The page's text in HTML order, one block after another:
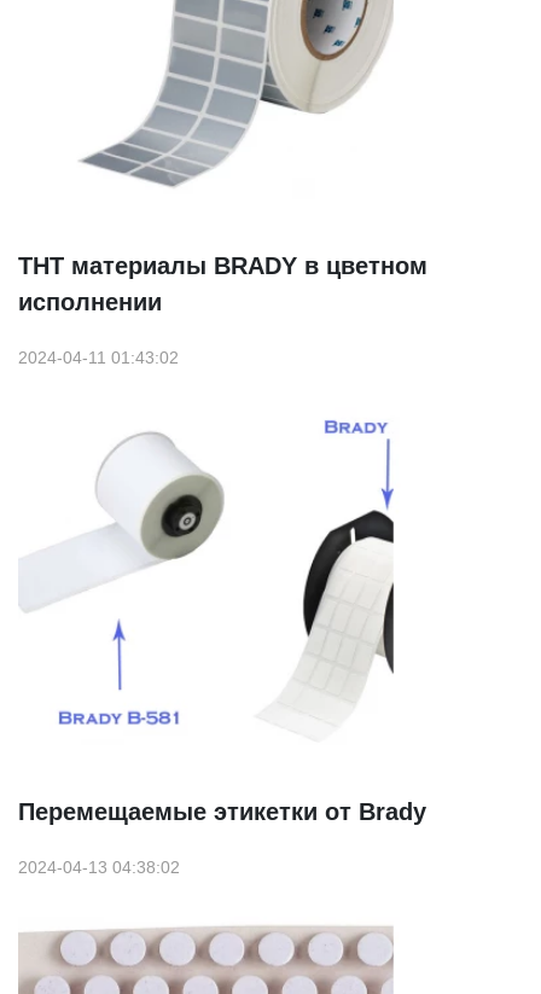
THT материалы BRADY в цветном
исполнении
2024-04-11 01:43:02
Перемещаемые этикетки от Brady
2024-04-13 04:38:02